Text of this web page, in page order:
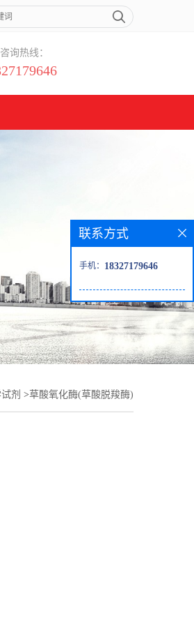
询热线：
剂 >草酸氧化酶(草酸脱羧酶)
联系方式
手机： 18327179646